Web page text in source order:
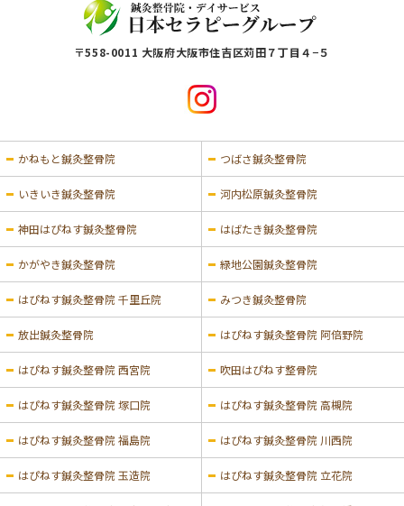
〒558-0011 大阪府大阪市住吉区苅田７丁目４−５
かねもと鍼灸整骨院 つばさ鍼灸整骨院
いきいき鍼灸整骨院 河内松原鍼灸整骨院
神田はぴねす鍼灸整骨院 はばたき鍼灸整骨院
かがやき鍼灸整骨院 緑地公園鍼灸整骨院
はぴねす鍼灸整骨院 千里丘院 みつき鍼灸整骨院
放出鍼灸整骨院 はぴねす鍼灸整骨院 阿倍野院
はぴねす鍼灸整骨院 西宮院 吹田はぴねす整骨院
はぴねす鍼灸整骨院 塚口院 はぴねす鍼灸整骨院 高槻院
はぴねす鍼灸整骨院 福島院 はぴねす鍼灸整骨院 川西院
はぴねす鍼灸整骨院 玉造院 はぴねす鍼灸整骨院 立花院